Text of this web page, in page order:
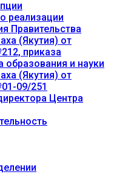
реализации
Правительства
(Якутия) от
приказа
образования и науки
(Якутия) от
09/251
Центра